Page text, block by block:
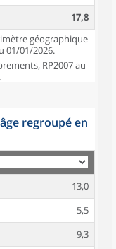
17,8
géographique
01/01/2026.
RP2007 au
regroupé en
13,0
5,5
9,3